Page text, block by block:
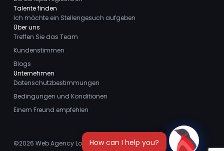
Talente finden
Ich möchte ein Stellengesuch aufgeben
Über uns
Treffen Sie das Team
Kundenstimmen
Blogs
Unternehmen
Datenschutzbestimmungen
Bedingungen und Konditionen
Einem Freund empfehlen
©2026 Web Agency London